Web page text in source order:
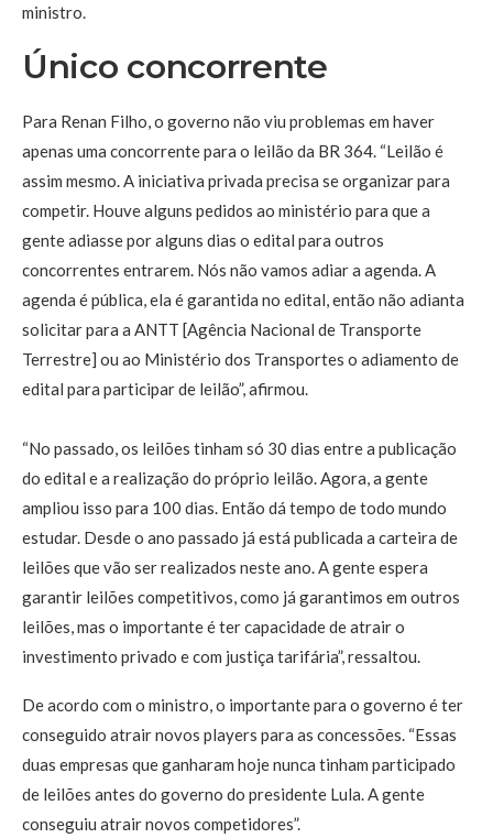
ministro.
Único concorrente
Para Renan Filho, o governo não viu problemas em haver
apenas uma concorrente para o leilão da BR 364. “Leilão é
assim mesmo. A iniciativa privada precisa se organizar para
competir. Houve alguns pedidos ao ministério para que a
gente adiasse por alguns dias o edital para outros
concorrentes entrarem. Nós não vamos adiar a agenda. A
agenda é pública, ela é garantida no edital, então não adianta
solicitar para a ANTT [Agência Nacional de Transporte
Terrestre] ou ao Ministério dos Transportes o adiamento de
edital para participar de leilão”, afirmou.
“No passado, os leilões tinham só 30 dias entre a publicação
do edital e a realização do próprio leilão. Agora, a gente
ampliou isso para 100 dias. Então dá tempo de todo mundo
estudar. Desde o ano passado já está publicada a carteira de
leilões que vão ser realizados neste ano. A gente espera
garantir leilões competitivos, como já garantimos em outros
leilões, mas o importante é ter capacidade de atrair o
investimento privado e com justiça tarifária”, ressaltou.
De acordo com o ministro, o importante para o governo é ter
conseguido atrair novos players para as concessões. “Essas
duas empresas que ganharam hoje nunca tinham participado
de leilões antes do governo do presidente Lula. A gente
conseguiu atrair novos competidores”.